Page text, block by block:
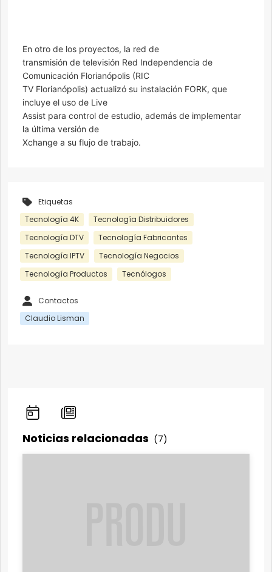
En otro de los proyectos, la red de
transmisión de televisión Red Independencia de
Comunicación Florianópolis (RIC
TV Florianópolis) actualizó su instalación FORK, que
incluye el uso de Live
Assist para control de estudio, además de implementar
la última versión de
Xchange a su flujo de trabajo.
Etiquetas
Tecnología 4K
Tecnología Distribuidores
Tecnología DTV
Tecnología Fabricantes
Tecnología IPTV
Tecnología Negocios
Tecnología Productos
Tecnólogos
Contactos
Claudio Lisman
Noticias relacionadas (7)